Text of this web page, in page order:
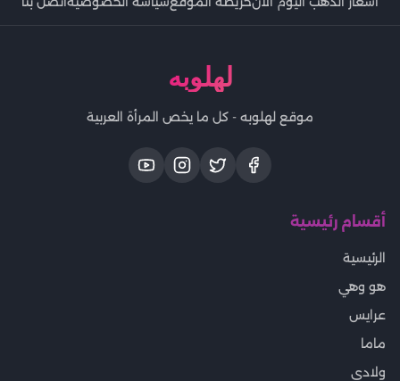
لهلوبه
موقع لهلوبه - كل ما يخص المرأة العربية
أقسام رئيسية
الرئيسية
هو وهي
عرايس
ماما
ولادى